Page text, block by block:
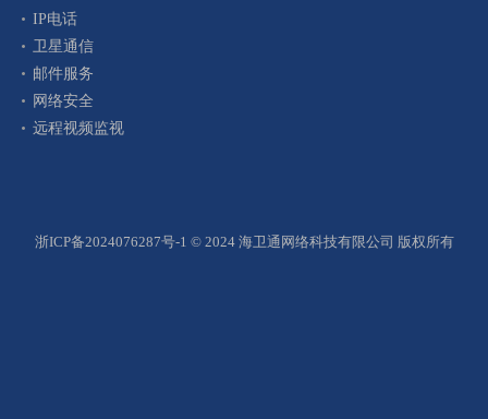
IP电话
卫星通信
邮件服务
网络安全
远程视频监视
浙ICP备2024076287号-1 © 2024 海卫通网络科技有限公司 版权所有